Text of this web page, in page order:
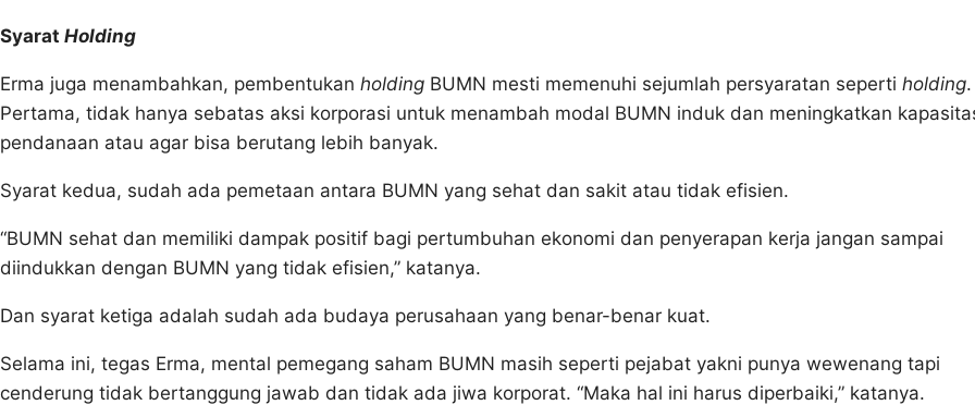
Syarat Holding
Erma juga menambahkan, pembentukan holding BUMN mesti memenuhi sejumlah persyaratan seperti holding.
Pertama, tidak hanya sebatas aksi korporasi untuk menambah modal BUMN induk dan meningkatkan
pendanaan atau agar bisa berutang lebih banyak.
Syarat kedua, sudah ada pemetaan antara BUMN yang sehat dan sakit atau tidak efisien.
“BUMN sehat dan memiliki dampak positif bagi pertumbuhan ekonomi dan penyerapan kerja jangan sampai
diindukkan dengan BUMN yang tidak efisien,” katanya.
Dan syarat ketiga adalah sudah ada budaya perusahaan yang benar-benar kuat.
Selama ini, tegas Erma, mental pemegang saham BUMN masih seperti pejabat yakni punya wewenang tapi
cenderung tidak bertanggung jawab dan tidak ada jiwa korporat. “Maka hal ini harus diperbaiki,” katanya.